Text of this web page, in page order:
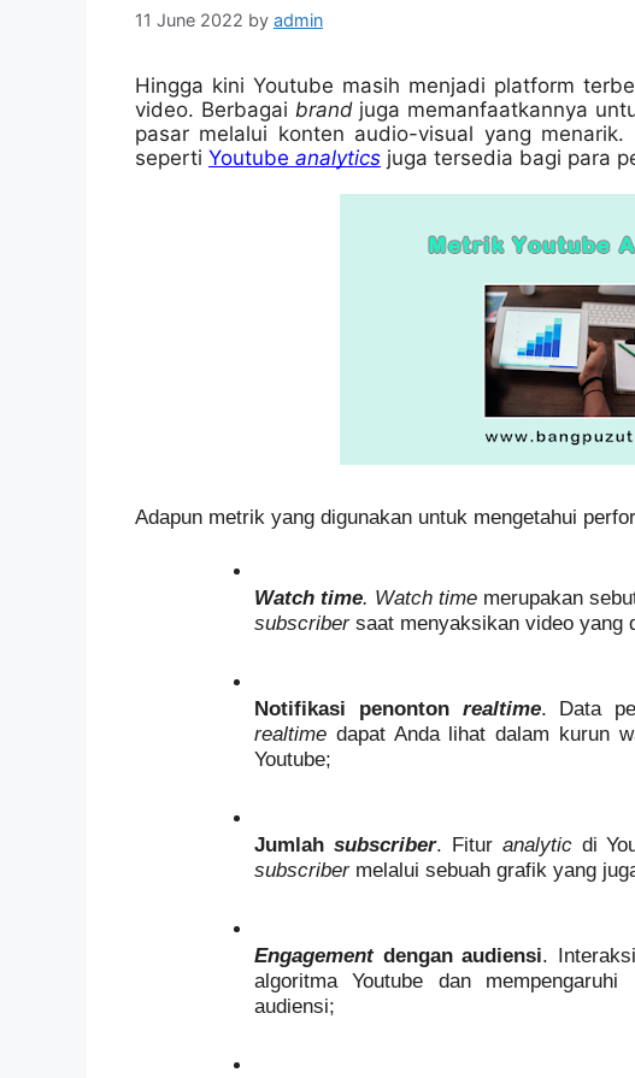
11 June 2022 by admin
Hingga kini Youtube masih menjadi platform
video. Berbagai brand juga memanfaatkannya
pasar melalui konten audio-visual yang
seperti Youtube analytics juga tersedia bagi para
Adapun metrik yang digunakan untuk mengetahui
Watch time. Watch time
subscriber saat menyaksikan video yang
Notifikasi penonton realtime
realtime dapat Anda lihat dalam kurun
Youtube;
Jumlah subscriber. Fitur analytic
subscriber melalui sebuah grafik yang
Engagement dengan audiensi.
algoritma Youtube dan
audiensi;